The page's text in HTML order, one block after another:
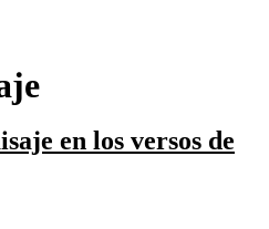
en los versos de